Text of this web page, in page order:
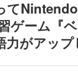
どを配置
て
ゲーム『
力がアッ